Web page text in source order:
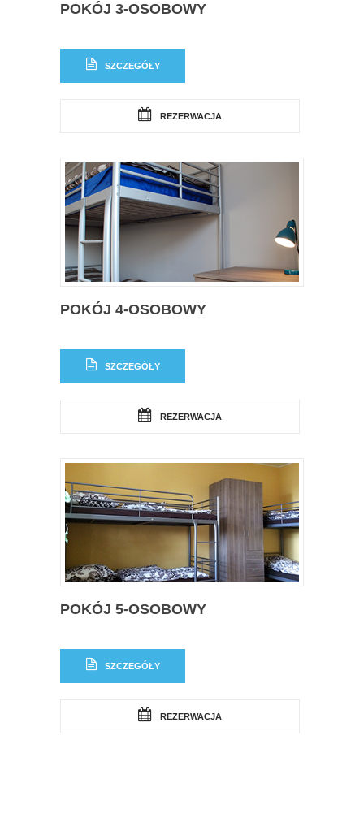
POKÓJ 3-OSOBOWY
SZCZEGÓŁY
REZERWACJA
POKÓJ 4-OSOBOWY
SZCZEGÓŁY
REZERWACJA
POKÓJ 5-OSOBOWY
SZCZEGÓŁY
REZERWACJA